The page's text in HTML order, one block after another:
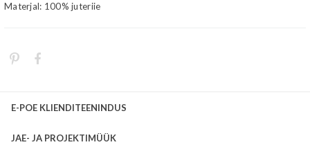
Materjal: 100% juteriie
E-POE KLIENDITEENINDUS
JAE- JA PROJEKTIMÜÜK